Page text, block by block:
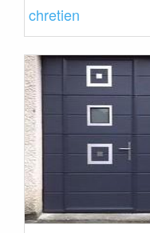
chretien